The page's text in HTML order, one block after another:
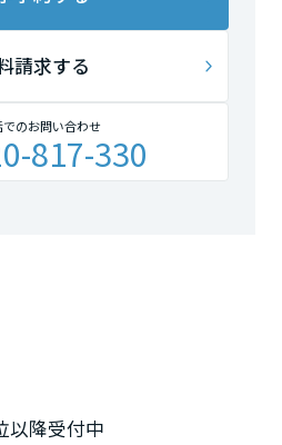
請求する
でのお問い合わせ
817-330
降受付中